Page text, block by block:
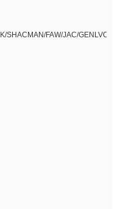
SHACMAN/FAW/JAC/GENLVON